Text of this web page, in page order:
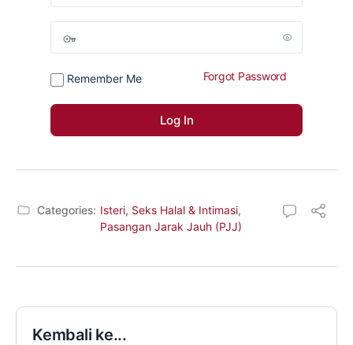
Remember Me Forgot Password
Categories: Isteri, Seks Halal & Intimasi,
Pasangan Jarak Jauh (PJJ)
Kembali ke...